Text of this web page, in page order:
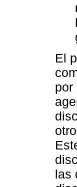
El
por
las